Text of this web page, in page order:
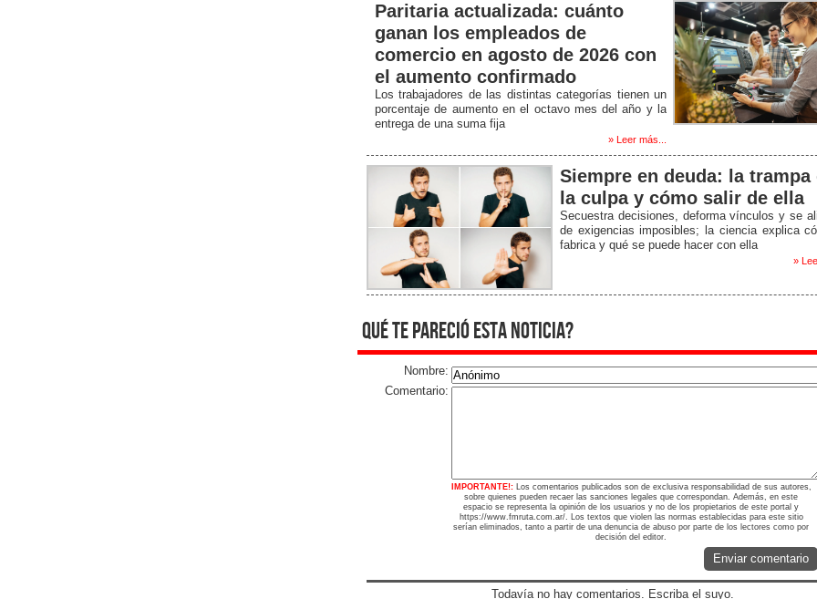
Paritaria actualizada: cuánto
ganan los empleados de
comercio en agosto de 2026 con
el aumento confirmado
Los trabajadores de las distintas categorías tienen un
porcentaje de aumento en el octavo mes del año y la
entrega de una suma fija
» Leer más...
Siempre en deuda: la trampa
la culpa y cómo salir de ella
Secuestra decisiones, deforma vínculos y se
de exigencias imposibles; la ciencia explica
fabrica y qué se puede hacer con ella
»
qué te pareció esta noticia?
Nombre:
Comentario:
IMPORTANTE!: Los comentarios publicados son de exclusiva responsabilidad de sus autores,
sobre quienes pueden recaer las sanciones legales que correspondan. Además, en este
espacio se representa la opinión de los usuarios y no de los propietarios de este portal y
https://www.fmruta.com.ar/. Los textos que violen las normas establecidas para este sitio
serían eliminados, tanto a partir de una denuncia de abuso por parte de los lectores como por
decisión del editor.
Enviar comentario
Todavía no hay comentarios. Escriba el suyo.